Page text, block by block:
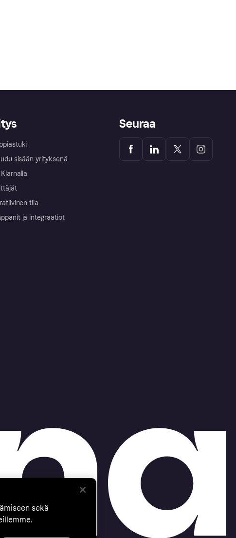
sisään yrityksenä
Klarnalla
tila
ja integraatiot
Seuraa
sekä